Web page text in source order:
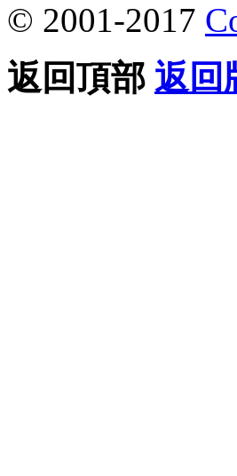
© 2001-2017
返回頂部 返回